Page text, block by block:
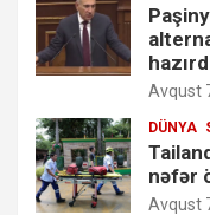
Avqust
DÜNYA
nəfər
Avqust